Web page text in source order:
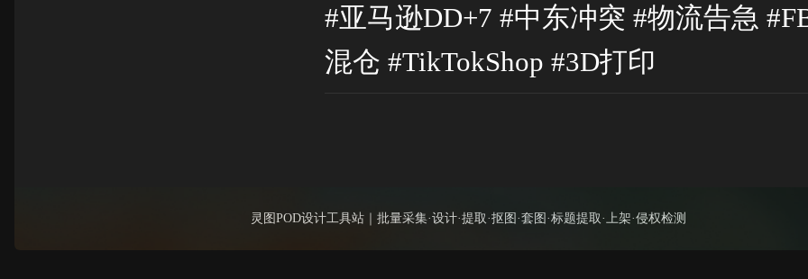
#亚马逊DD+7 #中东冲突 #物流告急
混仓 #TikTokShop #3D打印
灵图POD设计工具站｜批量采集·设计·提取·抠图·套图·标题提取·上架·侵权检测